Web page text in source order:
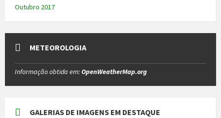
Outubro 2017
METEOROLOGIA
Informação obtida em:OpenWeatherMap.org
GALERIAS DE IMAGENS EM DESTAQUE